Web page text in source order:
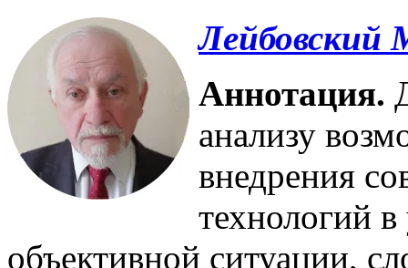
Лейбовский
Аннотация.
анализу
внедрения
технологий
объективной ситуации,